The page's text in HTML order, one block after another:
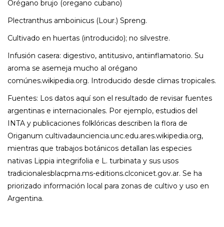
Orégano brujo (oregano cubano)
Plectranthus amboinicus (Lour.) Spreng.
Cultivado en huertas (introducido); no silvestre.
Infusión casera: digestivo, antitusivo, antiinflamatorio. Su
aroma se asemeja mucho al orégano
comúnes.wikipedia.org. Introducido desde climas tropicales.
Fuentes: Los datos aquí son el resultado de revisar fuentes
argentinas e internacionales. Por ejemplo, estudios del
INTA y publicaciones folklóricas describen la flora de
Origanum cultivadaunciencia.unc.edu.ares.wikipedia.org,
mientras que trabajos botánicos detallan las especies
nativas Lippia integrifolia e L. turbinata y sus usos
tradicionalesblacpma.ms-editions.clconicet.gov.ar. Se ha
priorizado información local para zonas de cultivo y uso en
Argentina.